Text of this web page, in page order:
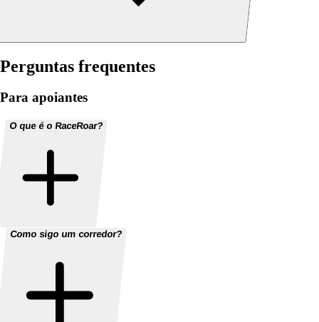
Perguntas frequentes
Para apoiantes
O que é o RaceRoar?
Como sigo um corredor?